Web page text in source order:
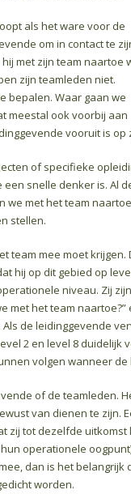
als het ware voor de
om in contact te
met zijn team naartoe
zijn teamleden niet.
bepalen. Waar gaan we
meestal ook voorbij aan
vooruit is op
of specifieke
snelle denker is. Al
met het team
stellen.
team mee moet
hij op dit gebied op
niveau. Zij
het team naartoe?”
de leidinggevende
2 en level 8
volgen wanneer
of de teamleden.
van dienen te zijn.
zij tot dezelfde
operationele
dan is het
worden.